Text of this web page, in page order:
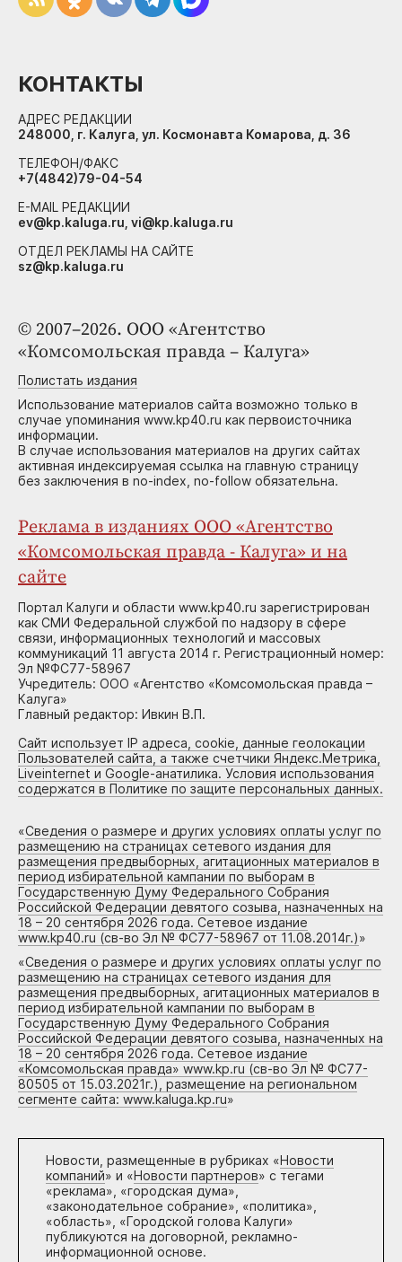
© 2007–2026. ООО «Агентство
«Комсомольская правда – Калуга»
Полистать издания
Использование материалов сайта возможно только в
случае упоминания www.kp40.ru как первоисточника
информации.
В случае использования материалов на других сайтах
активная индексируемая ссылка на главную страницу
без заключения в no-index, no-follow обязательна.
Реклама в изданиях ООО «Агентство
«Комсомольская правда - Калуга» и на
сайте
Портал Калуги и области www.kp40.ru зарегистрирован
как СМИ Федеральной службой по надзору в сфере
связи, информационных технологий и массовых
коммуникаций 11 августа 2014 г. Регистрационный номер:
Эл №ФС77-58967
Учредитель: ООО «Агентство «Комсомольская правда –
Калуга»
Главный редактор: Ивкин В.П.
Сайт использует IP адреса, cookie, данные геолокации
Пользователей сайта, а также счетчики Яндекс.Метрика,
Liveinternet и Google-анатилика. Условия использования
содержатся в Политике по защите персональных данных.
«Сведения о размере и других условиях оплаты услуг по
размещению на страницах сетевого издания для
размещения предвыборных, агитационных материалов в
период избирательной кампании по выборам в
Государственную Думу Федерального Собрания
Российской Федерации девятого созыва, назначенных на
18 – 20 сентября 2026 года. Сетевое издание
www.kp40.ru (св-во Эл № ФС77-58967 от 11.08.2014г.)»
«Сведения о размере и других условиях оплаты услуг по
размещению на страницах сетевого издания для
размещения предвыборных, агитационных материалов в
период избирательной кампании по выборам в
Государственную Думу Федерального Собрания
Российской Федерации девятого созыва, назначенных на
18 – 20 сентября 2026 года. Сетевое издание
«Комсомольская правда» www.kp.ru (св-во Эл № ФС77-
80505 от 15.03.2021г.), размещение на региональном
сегменте сайта: www.kaluga.kp.ru»
Новости, размещенные в рубриках «Новости
компаний» и «Новости партнеров» с тегами
«реклама», «городская дума»,
«законодательное собрание», «политика»,
«область», «Городской голова Калуги»
публикуются на договорной, рекламно-
информационной основе.
КОНТАКТЫ
АДРЕС РЕДАКЦИИ
248000, г. Калуга, ул. Космонавта Комарова, д. 36
ТЕЛЕФОН/ФАКС
+7(4842)79-04-54
E-MAIL РЕДАКЦИИ
ev@kp.kaluga.ru, vi@kp.kaluga.ru
ОТДЕЛ РЕКЛАМЫ НА САЙТЕ
sz@kp.kaluga.ru